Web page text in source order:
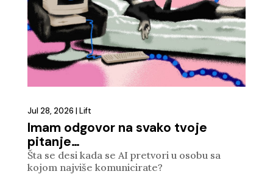
Imam odgovor na svako tvoje
pitanje…
Jul 28, 2026 | Lift
Šta se desi kada se AI pretvori u osobu sa
kojom najviše komunicirate?